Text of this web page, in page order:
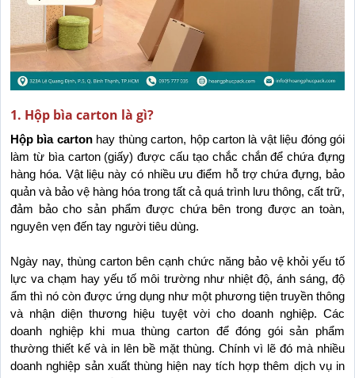
1. Hộp bìa carton là gì?
Hộp bìa carton hay thùng carton, hộp carton là vật liệu đóng gói
làm từ bìa carton (giấy) được cấu tạo chắc chắn để chứa đựng
hàng hóa. Vật liệu này có nhiều ưu điểm hỗ trợ chứa đựng, bảo
quản và bảo vệ hàng hóa trong tất cả quá trình lưu thông, cất trữ,
đảm bảo cho sản phẩm được chứa bên trong được an toàn,
nguyên vẹn đến tay người tiêu dùng.
Ngày nay, thùng carton bên cạnh chức năng bảo vệ khỏi yếu tố
lực va chạm hay yếu tố môi trường như nhiệt độ, ánh sáng, độ
ẩm thì nó còn được ứng dụng như một phương tiện truyền thông
và nhận diện thương hiệu tuyệt vời cho doanh nghiệp. Các
doanh nghiệp khi mua thùng carton để đóng gói sản phẩm
thường thiết kế và in lên bề mặt thùng. Chính vì lẽ đó mà nhiều
doanh nghiệp sản xuất thùng hiện nay tích hợp thêm dịch vụ in